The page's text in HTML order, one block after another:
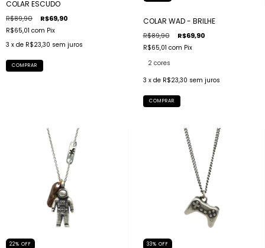
COLAR ESCUDO
R$89,90 R$69,90
R$65,01 com Pix
3 x de R$23,30 sem juros
COMPRAR
COLAR WAD - BRILHE
R$89,90 R$69,90
R$65,01 com Pix
2 cores
3 x de R$23,30 sem juros
COMPRAR
22% OFF 33% OFF